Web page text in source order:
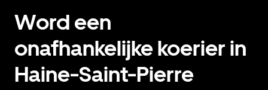
Word een
onafhankelijke koerier in
Haine-Saint-Pierre